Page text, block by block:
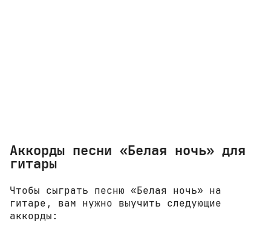
Аккорды песни «Белая ночь» для
гитары
Чтобы сыграть песню «Белая ночь» на
гитаре, вам нужно выучить следующие
аккорды: